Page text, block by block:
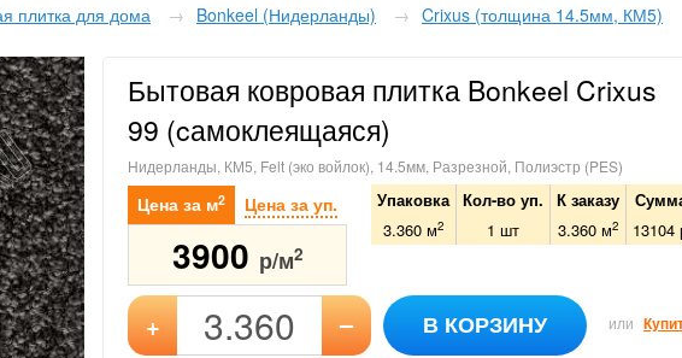
плитка для дома → Bonkeel (Нидерланды) → Crixus (толщина 14.5мм, КМ5)
Бытовая ковровая плитка Bonkeel Crixus
99 (cамоклеящаяся)
Нидерланды, КМ5, Felt (эко войлок), 14.5мм, Разрезной, Полиэстр (PES)
Цена за м2 Цена за уп.
3900 р/м2
Упаковка Кол-во уп. К заказу
3.360 м2 1 шт 3.360 м2 13104
+ – В КОРЗИНУ или